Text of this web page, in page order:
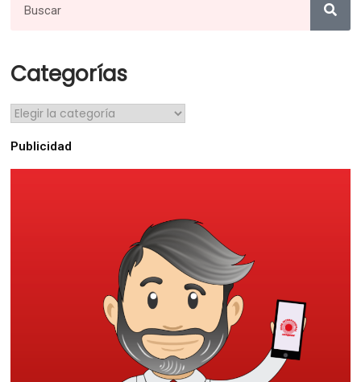
Categorías
Publicidad